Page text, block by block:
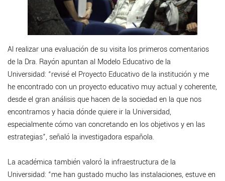
Al realizar una evaluación de su visita los primeros comentarios
de la Dra. Rayón apuntan al Modelo Educativo de la
Universidad: “revisé el Proyecto Educativo de la institución y me
he encontrado con un proyecto educativo muy actual y coherente,
desde el gran análisis que hacen de la sociedad en la que nos
encontramos y hacia dónde quiere ir la Universidad,
especialmente cómo van concretando en los objetivos y en las
estrategias”, señaló la investigadora española.
La académica también valoró la infraestructura de la
Universidad: “me han gustado mucho las instalaciones, estuve en